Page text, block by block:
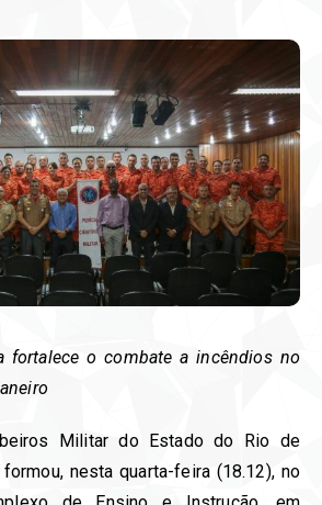
fortalece o combate a incêndios no
Militar do Estado do Rio de
nesta quarta-feira (18.12), no